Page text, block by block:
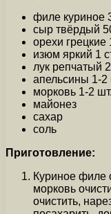
филе куриное
сыр твёрдый
орехи грецкие
изюм яркий 1
лук репчатый
апельсины 1-2
морковь 1-2 шт.
майонез
сахар
соль
Приготовление:
Куриное филе
морковь
очистить,